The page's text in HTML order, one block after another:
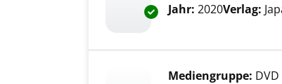
Exemplar-Details von
Suche nach diesem
Jahr: 2020Verlag:
Mediengruppe: DVD